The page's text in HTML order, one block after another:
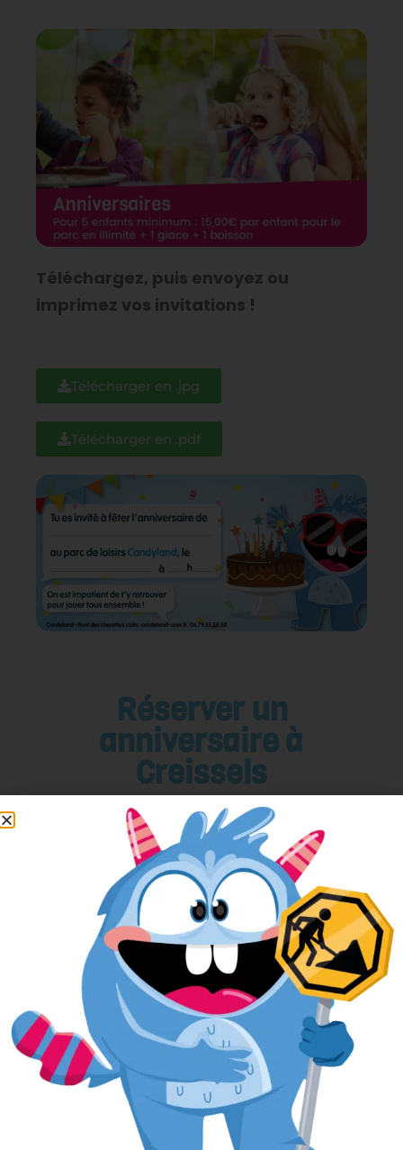
Téléchargez, puis envoyez ou
imprimez vos invitations !
Télécharger en .jpg
Télécharger en .pdf
Réserver un
anniversaire à
Creissels
Pour réserver votre anniversaire
facilement, remplissez le formulaire ci-
après.
L’anniversaire sera alors réservé dans
notre planning, et si nous avons besoin
de vous contacter, nous aurons toutes
vos informations sous la main.